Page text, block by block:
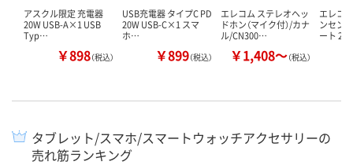
アスクル限定 充電器
20W USB-A×1 USB
Typ…
￥898（税込）
USB充電器 タイプC PD
20W USB-C×1 スマ
ホ…
￥899（税込）
エレコム ステレオヘッ
ドホン（マイク付）/カナ
ル/CN300…
￥1,408～（税込）
エレコ
ンセン
ート 2…
タブレット/スマホ/スマートウォッチアクセサリーの
売れ筋ランキング